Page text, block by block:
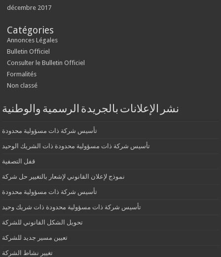
décembre 2017
Catégories
Annonces Légales
Bulletin Officiel
Consulter le Bulletin Officiel
Formalités
Non classé
نشر الإعلانات بالجريدة الرسمية والوطنية
تأسيس شركة ذات مسؤولية محدودة
تأسيس شركة ذات مسؤولية محدودة ذات الشريك الوحيد
قفل التصفية
نموذج لإعلان القانوني لإشعار بالتغيير حل شركة
تأسيس شركة ذات مسؤولية محدودة
تأسيس شركة ذات مسؤولية محدودة ذات شريك وحيد
تحويل الشكل القانوني للشركة
تعيين مسير جديد للشركة
تغيير نشاط الشركة